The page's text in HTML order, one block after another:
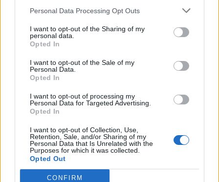
Personal Data Processing Opt Outs
I want to opt-out of the Sharing of my
personal data.
Opted In
I want to opt-out of the Sale of my
Personal Data.
Opted In
I want to opt-out of processing my
Personal Data for Targeted Advertising.
Opted In
I want to opt-out of Collection, Use,
Retention, Sale, and/or Sharing of my
Personal Data that Is Unrelated with the
Purposes for which it was collected.
Opted Out
CONFIRM
θέσουν σε εφαρμογή κατάπαυση του πυρός, η
πυρών από τηΧεζμπολάχ, μετά το τέλος των
συνομιλιών που διεξήχθησαν στην Ουάσινγκτον
υπό την αιγίδα των ΗΠΑ.
«την εκκένωση» της ζώνης νότια του ποταμού
Λιτάνι, σε απόσταση περίπου 30 χιλιομέτρων
βόρεια των συνόρων με το Ισραήλ, από μέλη της
Χεζμπολάχ.